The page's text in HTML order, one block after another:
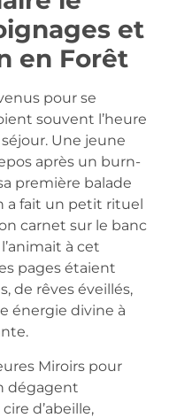
et
en Forêt
pour se
souvent l’heure
Une jeune
après un burn-
première balade
a fait un petit rituel
carnet sur le banc
à cet
pages étaient
de rêves éveillés,
énergie divine à
Miroirs pour
dégagent
d’abeille,